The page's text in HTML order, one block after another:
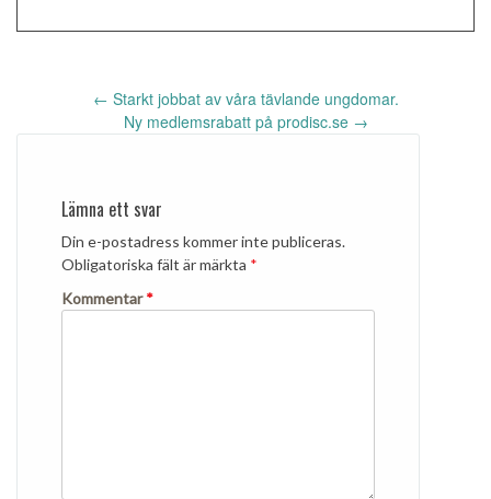
Inläggsnavigering
← Starkt jobbat av våra tävlande ungdomar.
Ny medlemsrabatt på prodisc.se →
Lämna ett svar
Din e-postadress kommer inte publiceras.
Obligatoriska fält är märkta *
Kommentar*